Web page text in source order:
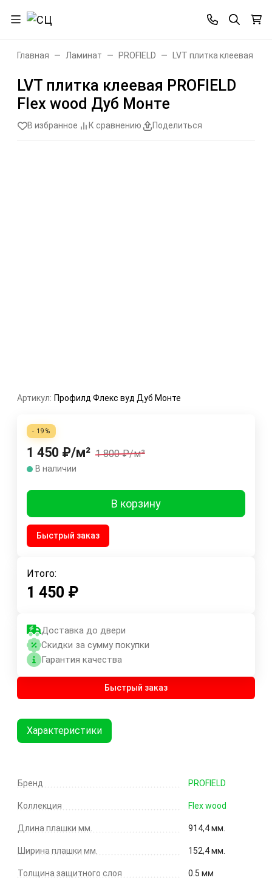
Главная Ламинат PROFIELD LVT плитка клеевая
LVT плитка клеевая PROFIELD
Flex wood Дуб Монте
В избранное К сравнению Поделиться
Артикул: Профилд Флекс вуд Дуб Монте
- 19%
1 450 ₽/м² 1 800 ₽/м²
В наличии
В корзину
Быстрый заказ
Итого:
1 450 ₽
Доставка до двери
Скидки за сумму покупки
Гарантия качества
Быстрый заказ
Характеристики
Бренд PROFIELD
Коллекция Flex wood
Длина плашки мм. 914,4 мм.
Ширина плашки мм. 152,4 мм.
Толщина защитного слоя 0.5 мм